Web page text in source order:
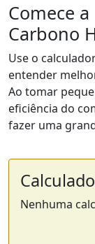
Comece
Carbono
Use o
entender
Ao tomar
eficiência do
fazer uma
Nenhuma